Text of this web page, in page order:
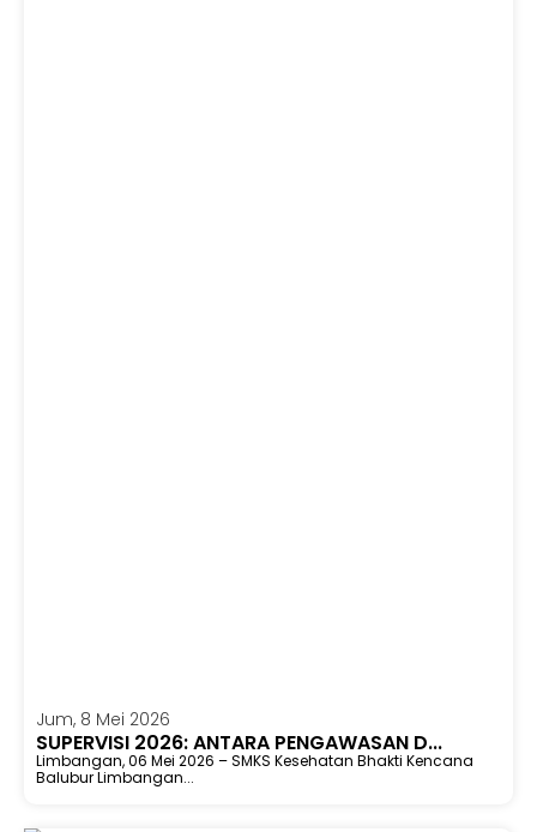
Jum, 8 Mei 2026
SUPERVISI 2026: ANTARA PENGAWASAN D...
Limbangan, 06 Mei 2026 – SMKS Kesehatan Bhakti Kencana
Balubur Limbangan...